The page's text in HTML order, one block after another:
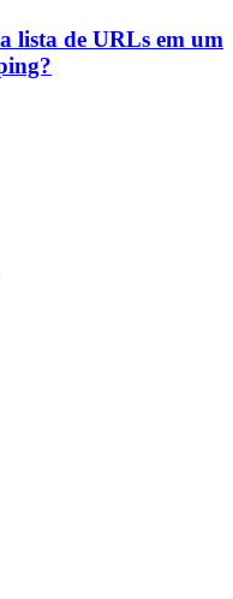
lista de URLs em um